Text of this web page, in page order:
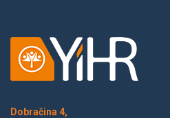
Dobračina 4,